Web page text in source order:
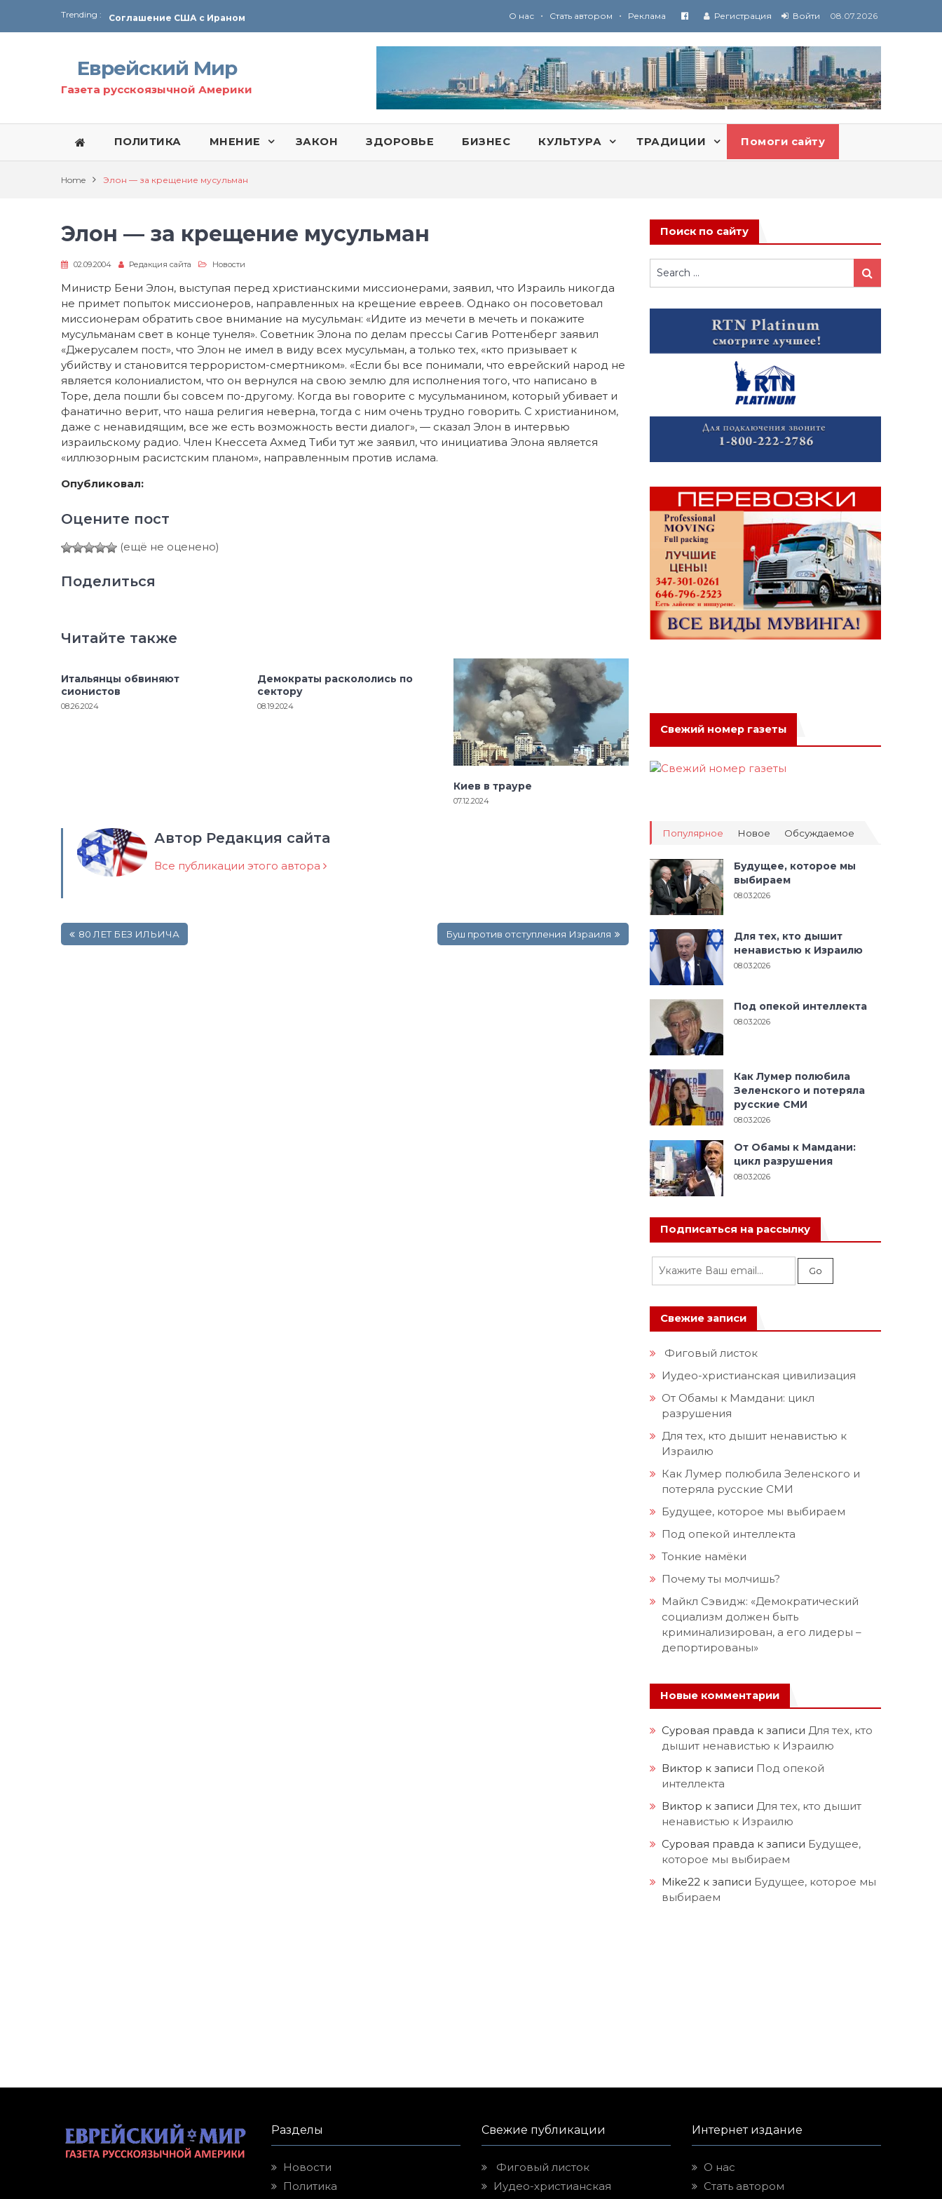
Trending :
Соглашение США с Ираном
Технология Революции в Иране
Ю
ридические услуги адвокатской коллегии «Эли Гервиц»: полное сопровождение на всех этапах
От Ирана до Ливана и Газы
О нас • Стать автором • Реклама Регистрация Войти 08.07.2026
Еврейский Мир
Газета русскоязычной Америки
ПОЛИТИКА МНЕНИЕ ЗАКОН ЗДОРОВЬЕ БИЗНЕС КУЛЬТУРА ТРАДИЦИИ Помоги сайту
Home Элон — за крещение мусульман
Элон — за крещение мусульман
02.09.2004 Редакция сайта Новости
Министр Бени Элон, выступая перед христианскими миссионерами, заявил, что Израиль никогда
не примет попыток миссионеров, направленных на крещение евреев. Однако он посоветовал
миссионерам обратить свое внимание на мусульман: «Идите из мечети в мечеть и покажите
мусульманам свет в конце тунеля». Советник Элона по делам прессы Сагив Роттенберг заявил
«Джерусалем пост», что Элон не имел в виду всех мусульман, а только тех, «кто призывает к
убийству и становится террористом-смертником». «Если бы все понимали, что еврейский народ не
является колониалистом, что он вернулся на свою землю для исполнения того, что написано в
Торе, дела пошли бы совсем по-другому. Когда вы говорите с мусульманином, который убивает и
фанатично верит, что наша религия неверна, тогда с ним очень трудно говорить. С христианином,
даже с ненавидящим, все же есть возможность вести диалог», — сказал Элон в интервью
израильскому радио. Член Кнессета Ахмед Тиби тут же заявил, что инициатива Элона является
«иллюзорным расистским планом», направленным против ислама.
Опубликовал:
Оцените пост
(ещё не оценено)
Поделиться
Читайте также
Итальянцы обвиняют
сионистов
08.26.2024
Демократы раскололись по
сектору
08.19.2024
Киев в трауре
07.12.2024
Автор Редакция сайта
Все публикации этого автора
по 80 ЛЕТ БЕЗ ИЛЬИЧА Буш против отступления Израиля
Поиск по сайту
Search
for:
Search
Свежий номер газеты
Популярное Новое Обсуждаемое
Будущее, которое мы
выбираем
08.03.2026
Для тех, кто дышит
ненавистью к Израилю
08.03.2026
Под опекой интеллекта
08.03.2026
Как Лумер полюбила
Зеленского и потеряла
русские СМИ
08.03.2026
От Обамы к Мамдани:
цикл разрушения
08.03.2026
Подписаться на рассылку
Свежие записи
Фиговый листок
Иудео-христианская цивилизация
От Обамы к Мамдани: цикл
разрушения
Для тех, кто дышит ненавистью к
Израилю
Как Лумер полюбила Зеленского и
потеряла русские СМИ
Будущее, которое мы выбираем
Под опекой интеллекта
Тонкие намёки
Почему ты молчишь?
Майкл Сэвидж: «Демократический
социализм должен быть
криминализирован, а его лидеры –
депортированы»
Новые комментарии
Суровая правда к записи Для тех, кто
дышит ненавистью к Израилю
Виктор к записи Под опекой
интеллекта
Виктор к записи Для тех, кто дышит
ненавистью к Израилю
Суровая правда к записи Будущее,
которое мы выбираем
Mike22 к записи Будущее, которое мы
выбираем
Разделы
Новости
Политика
Свежие публикации
Фиговый листок
Иудео-христианская
Интернет издание
О нас
Стать автором